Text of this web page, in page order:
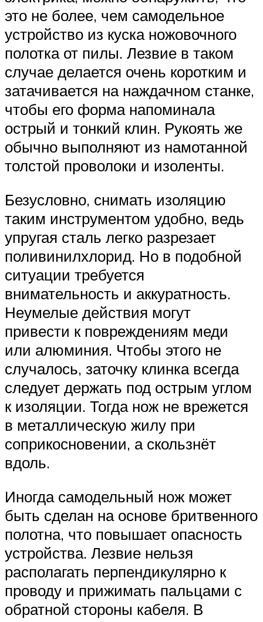
это не более, чем самодельное
устройство из куска ножовочного
полотка от пилы. Лезвие в таком
случае делается очень коротким и
затачивается на наждачном станке,
чтобы его форма напоминала
острый и тонкий клин. Рукоять же
обычно выполняют из намотанной
толстой проволоки и изоленты.
Безусловно, снимать изоляцию
таким инструментом удобно, ведь
упругая сталь легко разрезает
поливинилхлорид. Но в подобной
ситуации требуется
внимательность и аккуратность.
Неумелые действия могут
привести к повреждениям меди
или алюминия. Чтобы этого не
случалось, заточку клинка всегда
следует держать под острым углом
к изоляции. Тогда нож не врежется
в металлическую жилу при
соприкосновении, а скользнёт
вдоль.
Иногда самодельный нож может
быть сделан на основе бритвенного
полотна, что повышает опасность
устройства. Лезвие нельзя
располагать перпендикулярно к
проводу и прижимать пальцами с
обратной стороны кабеля. В